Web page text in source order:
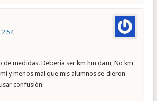
de medidas. Deberia ser km hm dam, No km
y menos mal que mis alumnos se dieron
confusión